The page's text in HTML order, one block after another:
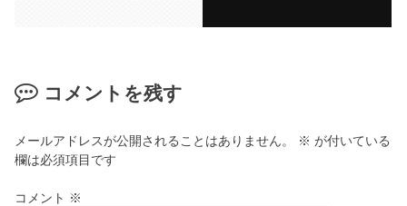
コメントを残す
メールアドレスが公開されることはありません。 ※ が付いている
欄は必須項目です
コメント ※